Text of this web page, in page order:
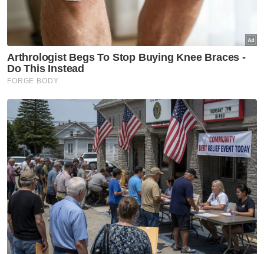
Jawab soalan kaji selidik dandapatkan
baucar tunai.
×
Di manakah anda tinggal?
Johor
K. Lumpur
Kedah
Kelantan
Labuan
Melaka
N. Sembilan
Pahang
P. Pinang
Perak